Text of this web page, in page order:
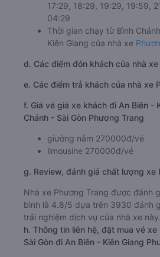
17:29, 18:29, 19:29, 19:59,
04:29
Thời gian chạy từ Bình
Kiên Giang của nhà xe
d. Các điểm đón khách của nhà
e. Các điểm trả khách của nhà xe
f. Giá vé giá xe khách đi An Biên -
Chánh - Sài Gòn Phương Trang
giường nằm 270000đ/vé
limousine 270000đ/vé
g. Review, đánh giá chất lượng xe
Nhà xe Phương Trang được đánh
bình là 4.8/5 dựa trên 3930 đánh
trải nghiệm dịch vụ của nhà xe này.
h. Thông tin liên hệ, đặt mua vé
Sài Gòn đi An Biên - Kiên Giang